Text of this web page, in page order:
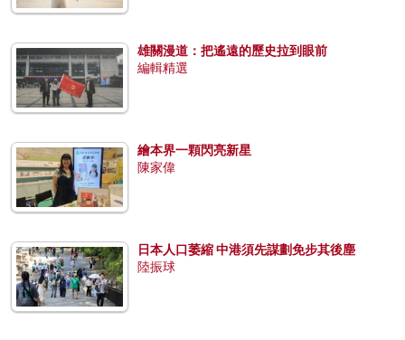
雄關漫道：把遙遠的歷史拉到眼前
編輯精選
繪本界一顆閃亮新星
陳家偉
日本人口萎縮 中港須先謀劃免步其後塵
陸振球